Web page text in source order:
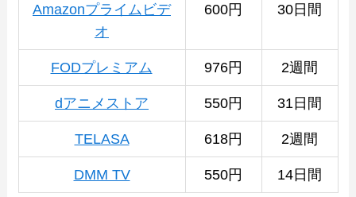
Amazonプライムビデ
オ
600円 30日間
FODプレミアム 976円 2週間
dアニメストア 550円 31日間
TELASA 618円 2週間
DMM TV 550円 14日間